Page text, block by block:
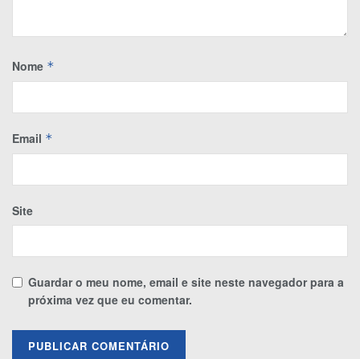
Nome *
Email *
Site
Guardar o meu nome, email e site neste navegador para a
próxima vez que eu comentar.